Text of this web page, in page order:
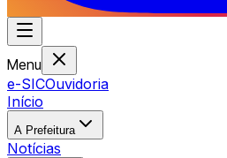
Menu
e-SICOuvidoria
Início
A Prefeitura
Notícias